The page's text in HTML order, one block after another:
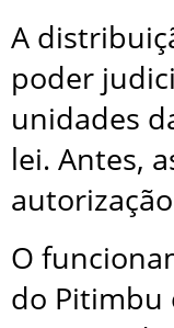
A
poder
unidades
lei. Antes,
O
do Pitimbu